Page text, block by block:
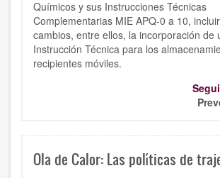
Químicos y sus Instrucciones Técnicas
Complementarias MIE APQ-0 a 10,
cambios, entre ellos, la incorporación de
Instrucción Técnica para los
recipientes móviles.
Ola de Calor: Las políticas de